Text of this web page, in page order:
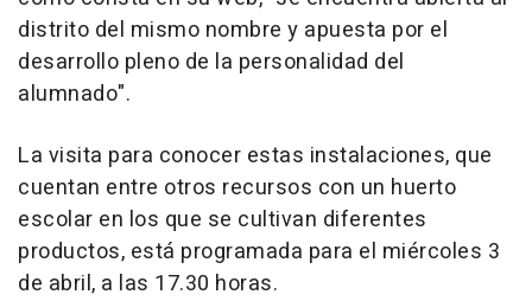
distrito del mismo nombre y apuesta por el
desarrollo pleno de la personalidad del
alumnado".
La visita para conocer estas instalaciones, que
cuentan entre otros recursos con un huerto
escolar en los que se cultivan diferentes
productos, está programada para el miércoles 3
de abril, a las 17.30 horas.